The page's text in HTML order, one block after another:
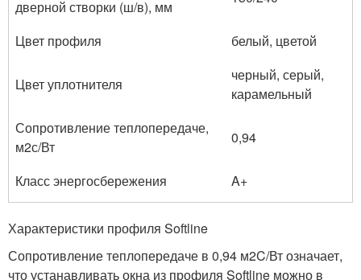
дверной створки (ш/в), мм
Цвет профиля белый, цветой
Цвет уплотнителя
черный, серый,
карамельный
Сопротивление теплопередаче,
м2с/Вт
0,94
Класс энергосбережения A+
Характеристики профиля Softline
Сопротивление теплопередаче в 0,94 м2C/Вт означает,
что устанавливать окна из профиля Softline можно в